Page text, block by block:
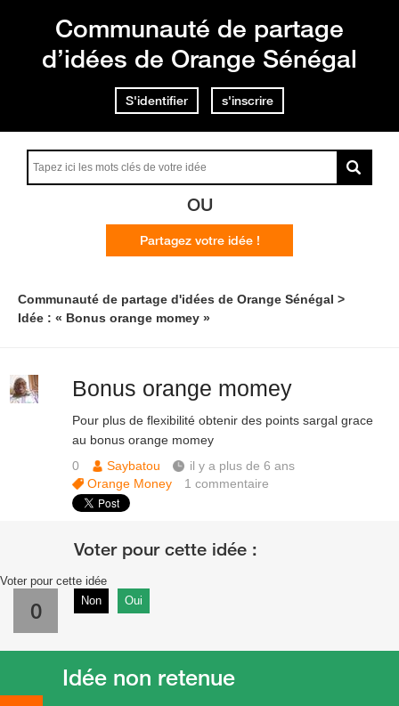
Communauté de partage
d’idées de Orange Sénégal
S'identifier s'inscrire
OU
Partagez votre idée !
Communauté de partage d'idées de Orange Sénégal
Idée : « Bonus orange momey »
Bonus orange momey
Pour plus de flexibilité obtenir des points sargal grace
au bonus orange momey
0
Saybatou
il y a plus de 6 ans
Orange Money
1commentaire
Voter pour cette idée
0 Non Oui
Idée non retenue